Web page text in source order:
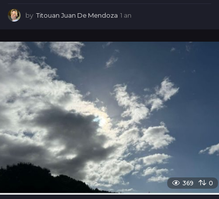
by Titouan Juan De Mendoza 1 an
369 0